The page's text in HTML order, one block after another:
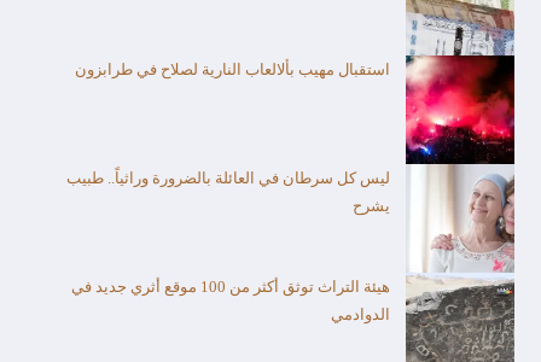
استقبال مهيب بألالعاب النارية لصلاح في طرابزون
ليس كل سرطان في العائلة بالضرورة وراثياً.. طبيب
يشرح
هيئة التراث توثق أكثر من 100 موقع أثري جديد في
الدوادمي